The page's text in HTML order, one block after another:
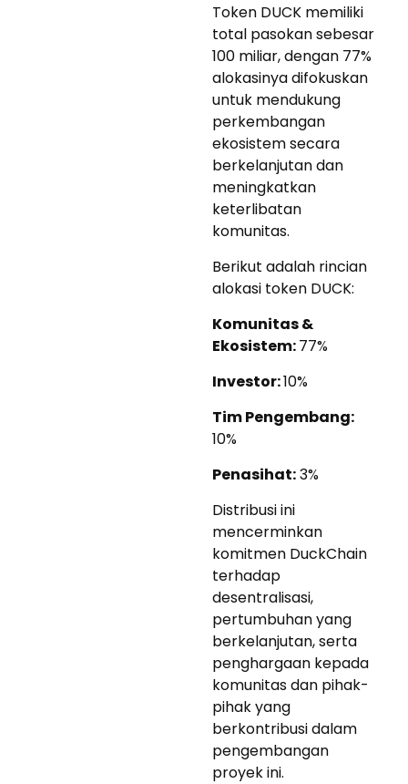
Token DUCK memiliki
total pasokan sebesar
100 miliar, dengan 77%
alokasinya difokuskan
untuk mendukung
perkembangan
ekosistem secara
berkelanjutan dan
meningkatkan
keterlibatan
komunitas.
Berikut adalah rincian
alokasi token DUCK:
Komunitas &
Ekosistem:77%
Investor:10%
Tim Pengembang:
10%
Penasihat:3%
Distribusi ini
mencerminkan
komitmen DuckChain
terhadap
desentralisasi,
pertumbuhan yang
berkelanjutan, serta
penghargaan kepada
komunitas dan pihak-
pihak yang
berkontribusi dalam
pengembangan
proyek ini.